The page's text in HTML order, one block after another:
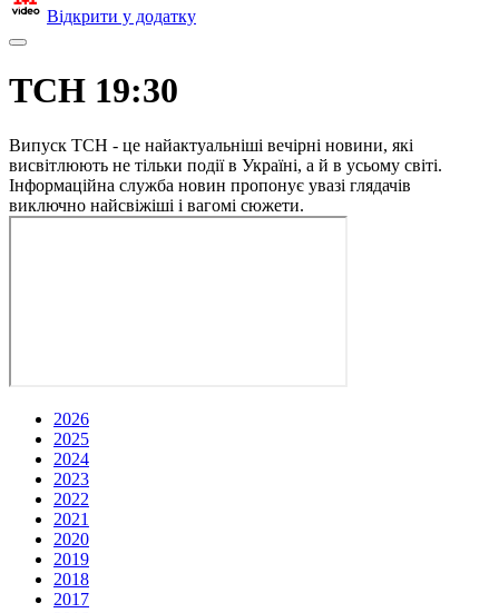
Відкрити у додатку
ТСН 19:30
Випуск ТСН - це найактуальніші вечірні новини, які
висвітлюють не тільки події в Україні, а й в усьому світі.
Інформаційна служба новин пропонує увазі глядачів
виключно найсвіжіші і вагомі сюжети.
2026
2025
2024
2023
2022
2021
2020
2019
2018
2017